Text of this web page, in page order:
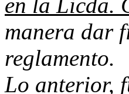
manera dar
reglamento.
Lo anterior,